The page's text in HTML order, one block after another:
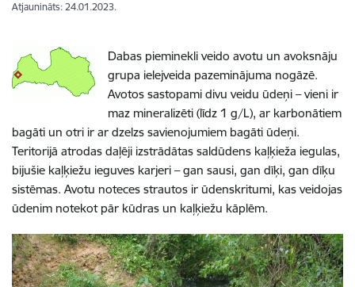
Atjaunināts: 24.01.2023.
Dabas pieminekli veido avotu un avoksnāju
grupa ielejveida pazeminājuma nogāzē.
Avotos sastopami divu veidu ūdeņi – vieni ir
maz mineralizēti (līdz 1 g/L), ar karbonātiem
bagāti un otri ir ar dzelzs savienojumiem bagāti ūdeņi.
Teritorijā atrodas daļēji izstrādātas saldūdens kaļķieža iegulas,
bijušie kaļķiežu ieguves karjeri – gan sausi, gan dīķi, gan dīķu
sistēmas. Avotu noteces strautos ir ūdenskritumi, kas veidojas
ūdenim notekot pār kūdras un kaļķiežu kāplēm.